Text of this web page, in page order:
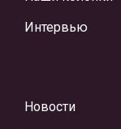
Интервью
Новости